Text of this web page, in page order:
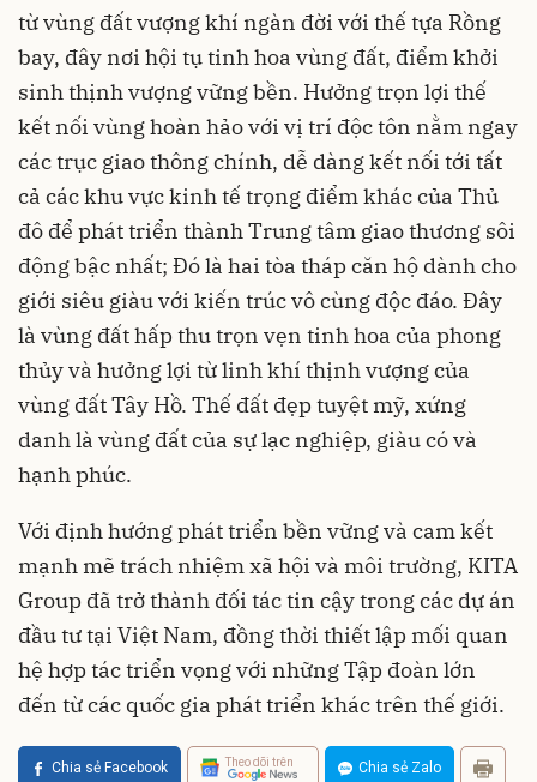
từ vùng đất vượng khí ngàn đời với thế tựa Rồng
bay, đây nơi hội tụ tinh hoa vùng đất, điểm khởi
sinh thịnh vượng vững bền. Hưởng trọn lợi thế
kết nối vùng hoàn hảo với vị trí độc tôn nằm ngay
các trục giao thông chính, dễ dàng kết nối tới tất
cả các khu vực kinh tế trọng điểm khác của Thủ
đô để phát triển thành Trung tâm giao thương sôi
động bậc nhất; Đó là hai tòa tháp căn hộ dành cho
giới siêu giàu với kiến trúc vô cùng độc đáo. Đây
là vùng đất hấp thu trọn vẹn tinh hoa của phong
thủy và hưởng lợi từ linh khí thịnh vượng của
vùng đất Tây Hồ. Thế đất đẹp tuyệt mỹ, xứng
danh là vùng đất của sự lạc nghiệp, giàu có và
hạnh phúc.
Với định hướng phát triển bền vững và cam kết
mạnh mẽ trách nhiệm xã hội và môi trường, KITA
Group đã trở thành đối tác tin cậy trong các dự án
đầu tư tại Việt Nam, đồng thời thiết lập mối quan
hệ hợp tác triển vọng với những Tập đoàn lớn
đến từ các quốc gia phát triển khác trên thế giới.
Chia sẻ Facebook Theo dõi trên Chia sẻ Zalo